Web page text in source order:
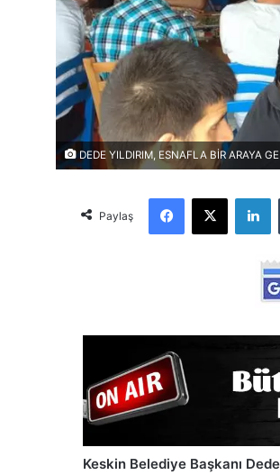
DEDE YILDIRIM, ESNAFLA BİR ARAYA
Paylaş
Keskin Belediye Başkanı